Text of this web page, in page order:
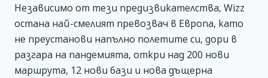
Независимо от тези предизвикателства, Wizz
остана най-смелият превозвач в Европа, като
не преустанови напълно полетите си, дори в
разгара на пандемията, откри над 200 нови
маршрута, 12 нови бази и нова дъщерна